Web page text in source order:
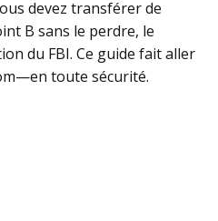
devez transférer de
B sans le perdre, le
du FBI. Ce guide fait aller
toute sécurité.